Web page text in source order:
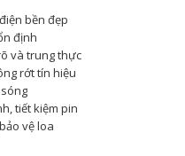
bền đẹp
định
và trung thực
rớt tín hiệu
tiết kiệm pin
vệ loa